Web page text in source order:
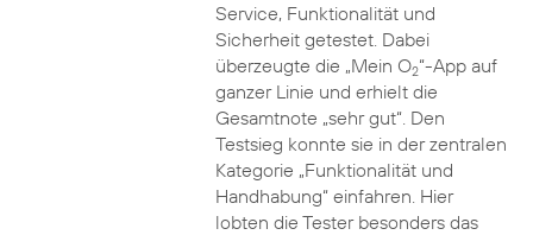
Service, Funktionalität und
Sicherheit getestet. Dabei
überzeugte die „Mein O2“-App auf
ganzer Linie und erhielt die
Gesamtnote „sehr gut“. Den
Testsieg konnte sie in der zentralen
Kategorie „Funktionalität und
Handhabung“ einfahren. Hier
lobten die Tester besonders das